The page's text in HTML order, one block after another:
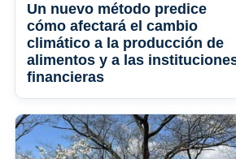
Un nuevo método predice
cómo afectará el cambio
climático a la producción de
alimentos y a las
financieras